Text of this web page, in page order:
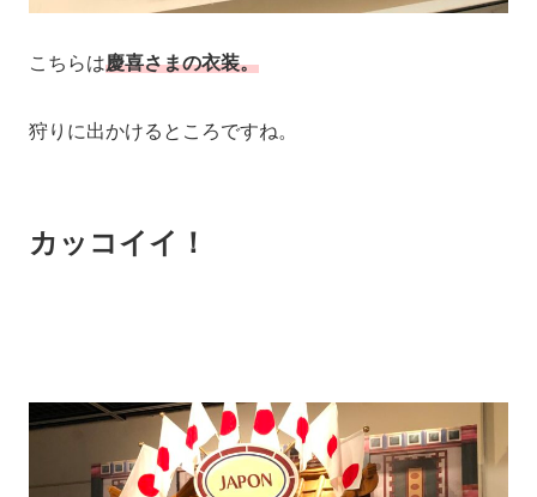
こちらは慶喜さまの衣装。
狩りに出かけるところですね。
カッコイイ！